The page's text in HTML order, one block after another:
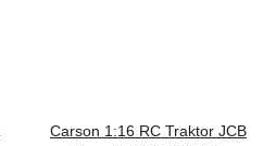
Carson 1:16 RC Traktor JCB